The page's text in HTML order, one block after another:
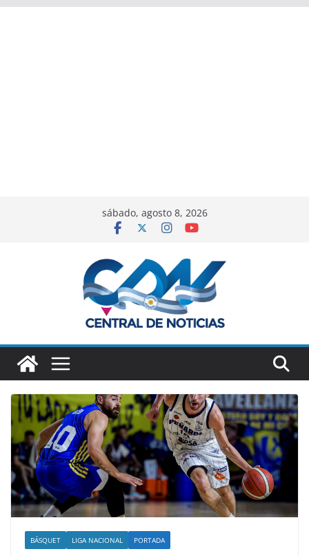
sábado, agosto 8, 2026
BÁSQUET LIGA NACIONAL PORTADA